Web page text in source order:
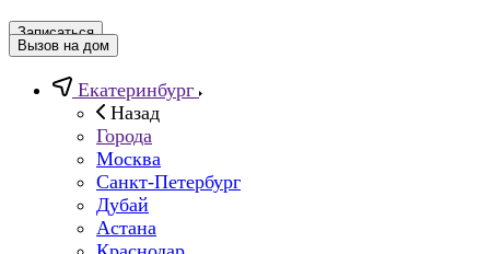
Записаться
Вызов на дом
Екатеринбург
Назад
Города
Москва
Санкт-Петербург
Дубай
Астана